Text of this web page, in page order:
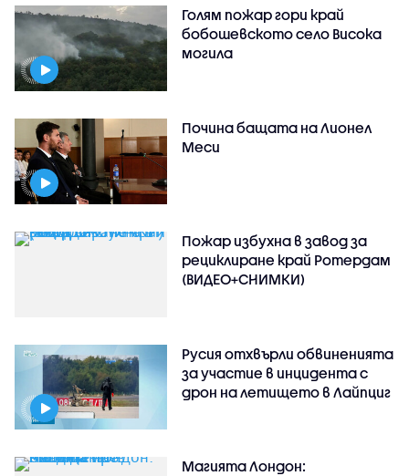
Голям пожар гори край
бобошевското село Висока
могила
Почина бащата на Лионел
Меси
Пожар избухна в завод за
рециклиране край Ротердам
(ВИДЕО+СНИМКИ)
Русия отхвърли обвиненията
за участие в инцидента с
дрон на летището в Лайпциг
Магията Лондон: